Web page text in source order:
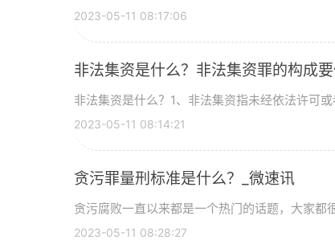
2023-05-11 08:17:06
非法集资是什么？非法集资罪的构成要
非法集资是什么？1、非法集资指未经依法许可
2023-05-11 08:14:21
贪污罪量刑标准是什么？_微速讯
贪污腐败一直以来都是一个热门的话题，大家都
2023-05-11 08:28:27